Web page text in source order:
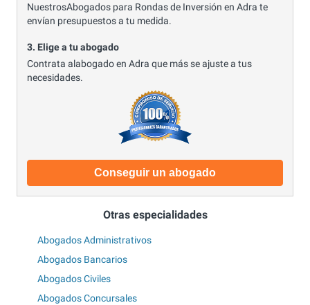
NuestrosAbogados para Rondas de Inversión en Adra te
envían presupuestos a tu medida.
3. Elige a tu abogado
Contrata alabogado en Adra que más se ajuste a tus
necesidades.
Conseguir un abogado
Otras especialidades
Abogados Administrativos
Abogados Bancarios
Abogados Civiles
Abogados Concursales